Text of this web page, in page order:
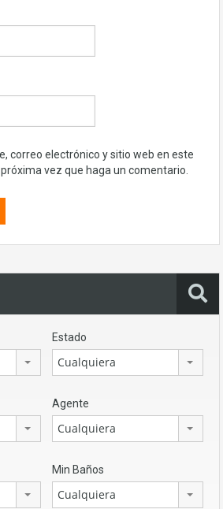
correo electrónico y sitio web en este
vez que haga un comentario.
Estado
Cualquiera
Agente
Cualquiera
Min Baños
Cualquiera